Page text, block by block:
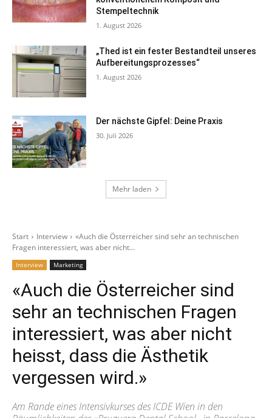
Stempeltechnik
1. August 2026
„Thed ist ein fester Bestandteil unseres
Aufbereitungsprozesses“
1. August 2026
Der nächste Gipfel: Deine Praxis
30. Juli 2026
Mehr laden